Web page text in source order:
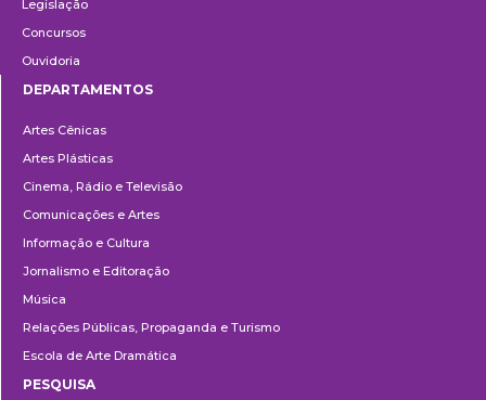
Legislação
Concursos
Ouvidoria
DEPARTAMENTOS
Artes Cênicas
Artes Plásticas
Cinema, Rádio e Televisão
Comunicações e Artes
Informação e Cultura
Jornalismo e Editoração
Música
Relações Públicas, Propaganda e Turismo
Escola de Arte Dramática
PESQUISA